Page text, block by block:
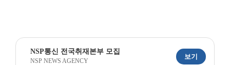
NSP통신 전국취재본부 모집
NSP NEWS AGENCY
보기